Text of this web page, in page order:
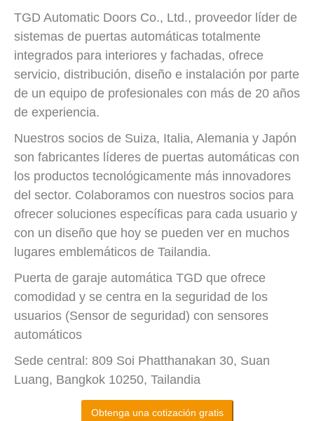
TGD Automatic Doors Co., Ltd., proveedor líder de
sistemas de puertas automáticas totalmente
integrados para interiores y fachadas, ofrece
servicio, distribución, diseño e instalación por parte
de un equipo de profesionales con más de 20 años
de experiencia.
Nuestros socios de Suiza, Italia, Alemania y Japón
son fabricantes líderes de puertas automáticas con
los productos tecnológicamente más innovadores
del sector. Colaboramos con nuestros socios para
ofrecer soluciones específicas para cada usuario y
con un diseño que hoy se pueden ver en muchos
lugares emblemáticos de Tailandia.
Puerta de garaje automática TGD que ofrece
comodidad y se centra en la seguridad de los
usuarios (Sensor de seguridad) con sensores
automáticos
Sede central: 809 Soi Phatthanakan 30, Suan
Luang, Bangkok 10250, Tailandia
Obtenga una cotización gratis